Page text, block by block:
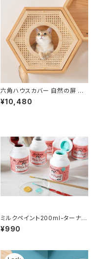
六角ハウスカバー 自然の屏 CO
VER RATTAN(六角ハウスオプ
ション)-MYZOO【nekokobo
¥10,480
ミルクペイント200ml-ターナー
色彩【nekokobo select】
¥990